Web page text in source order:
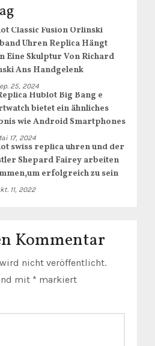
Classic Fusion Orlinski
Uhren Replica Hängt
Eine Skulptur Von Richard
Ans Handgelenk
25, 2024
Hublot Big Bang e
bietet ein ähnliches
wie Android Smartphones
17, 2024
swiss replica uhren und der
Shepard Fairey arbeiten
erfolgreich zu sein
11, 2022
Kommentar
nicht veröffentlicht.
mit * markiert